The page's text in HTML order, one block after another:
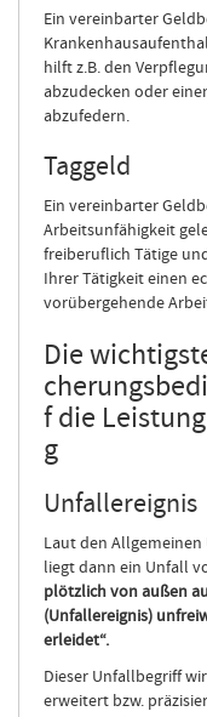
Ein vereinbarter
hilft z.B. den
abzudecken oder
abzufedern.
Taggeld
Ein vereinbarter
Arbeitsunfähigkeit
freiberuflich Tätige
Ihrer Tätigkeit einen
vorübergehende
Die
f die
g
Unfallereignis
Laut den
liegt dann ein Unfall
plötzlich von außen
(Unfallereignis)
erleidet“.
Dieser Unfallbegriff
erweitert bzw.